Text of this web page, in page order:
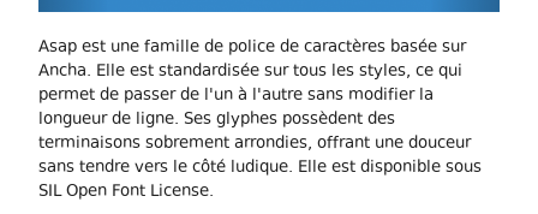
Asap est une famille de police de caractères basée sur
Ancha. Elle est standardisée sur tous les styles, ce qui
permet de passer de l'un à l'autre sans modifier la
longueur de ligne. Ses glyphes possèdent des
terminaisons sobrement arrondies, offrant une douceur
sans tendre vers le côté ludique. Elle est disponible sous
SIL Open Font License.